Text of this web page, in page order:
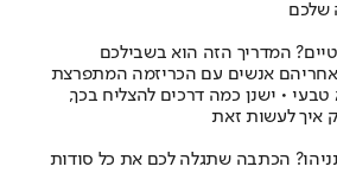
שלכם
המדריך הזה הוא בשבילכם
אחריהם אנשים עם הכריזמה המתפרצת
• ישנן כמה דרכים להצליח בכך,
איך לעשות זאת
הכתבה שתגלה לכם את כל סודות